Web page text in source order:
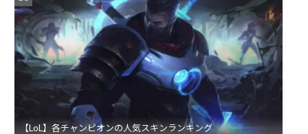
【LoL】各チャンピオンの人気スキンランキング